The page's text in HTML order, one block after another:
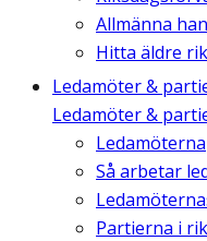
Allmänna
Hitta äldre
Ledamöter &
Ledamöter &
Ledamöterna
Så arbetar
Partierna i